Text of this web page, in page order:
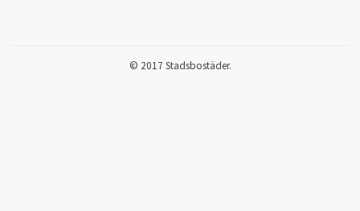
© 2017 Stadsbostäder.